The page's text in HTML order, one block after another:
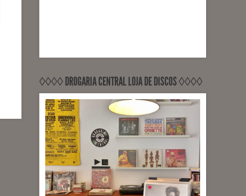
◊◊◊◊ DROGARIA CENTRAL LOJA DE DISCOS ◊◊◊◊